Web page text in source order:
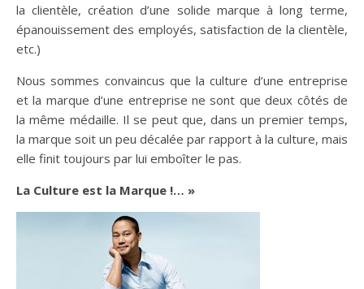
la clientèle, création d’une solide marque à long terme,
épanouissement des employés, satisfaction de la clientèle,
etc.)
Nous sommes convaincus que la culture d’une entreprise
et la marque d’une entreprise ne sont que deux côtés de
la même médaille. Il se peut que, dans un premier temps,
la marque soit un peu décalée par rapport à la culture, mais
elle finit toujours par lui emboîter le pas.
La Culture est la Marque !… »